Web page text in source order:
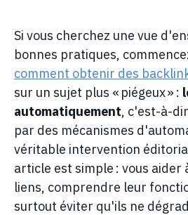
Si vous cherchez une vue
bonnes pratiques,
comment obtenir des
sur un sujet plus « piégeux » :
automatiquement, c'est-à-
par des mécanismes
véritable intervention
article est simple : vous aider
liens, comprendre leur
surtout éviter qu'ils ne